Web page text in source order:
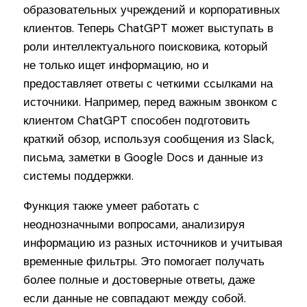
образовательных учреждений и корпоративных
клиентов. Теперь ChatGPT может выступать в
роли интеллектуального поисковика, который
не только ищет информацию, но и
предоставляет ответы с четкими ссылками на
источники. Например, перед важным звонком с
клиентом ChatGPT способен подготовить
краткий обзор, используя сообщения из Slack,
письма, заметки в Google Docs и данные из
системы поддержки.
Функция также умеет работать с
неоднозначными вопросами, анализируя
информацию из разных источников и учитывая
временные фильтры. Это помогает получать
более полные и достоверные ответы, даже
если данные не совпадают между собой.